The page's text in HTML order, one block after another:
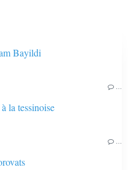
Bayildi
la tessinoise